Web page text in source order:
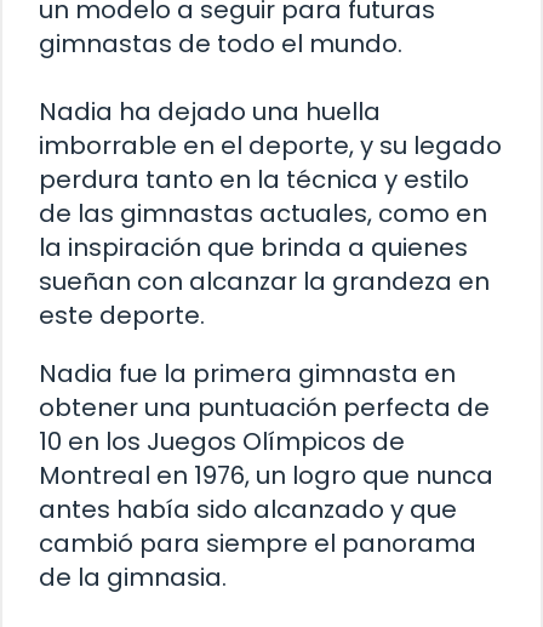
un modelo a seguir para futuras
gimnastas de todo el mundo.
Nadia ha dejado una huella
imborrable en el deporte, y su legado
perdura tanto en la técnica y estilo
de las gimnastas actuales, como en
la inspiración que brinda a quienes
sueñan con alcanzar la grandeza en
este deporte.
Nadia fue la primera gimnasta en
obtener una puntuación perfecta de
10 en los Juegos Olímpicos de
Montreal en 1976, un logro que nunca
antes había sido alcanzado y que
cambió para siempre el panorama
de la gimnasia.